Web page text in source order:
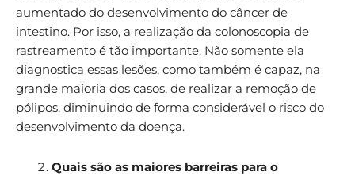
aumentado do desenvolvimento do câncer de
intestino. Por isso, a realização da colonoscopia de
rastreamento é tão importante. Não somente ela
diagnostica essas lesões, como também é capaz, na
grande maioria dos casos, de realizar a remoção de
pólipos, diminuindo de forma considerável o risco do
desenvolvimento da doença.
Quais são as maiores barreiras para o